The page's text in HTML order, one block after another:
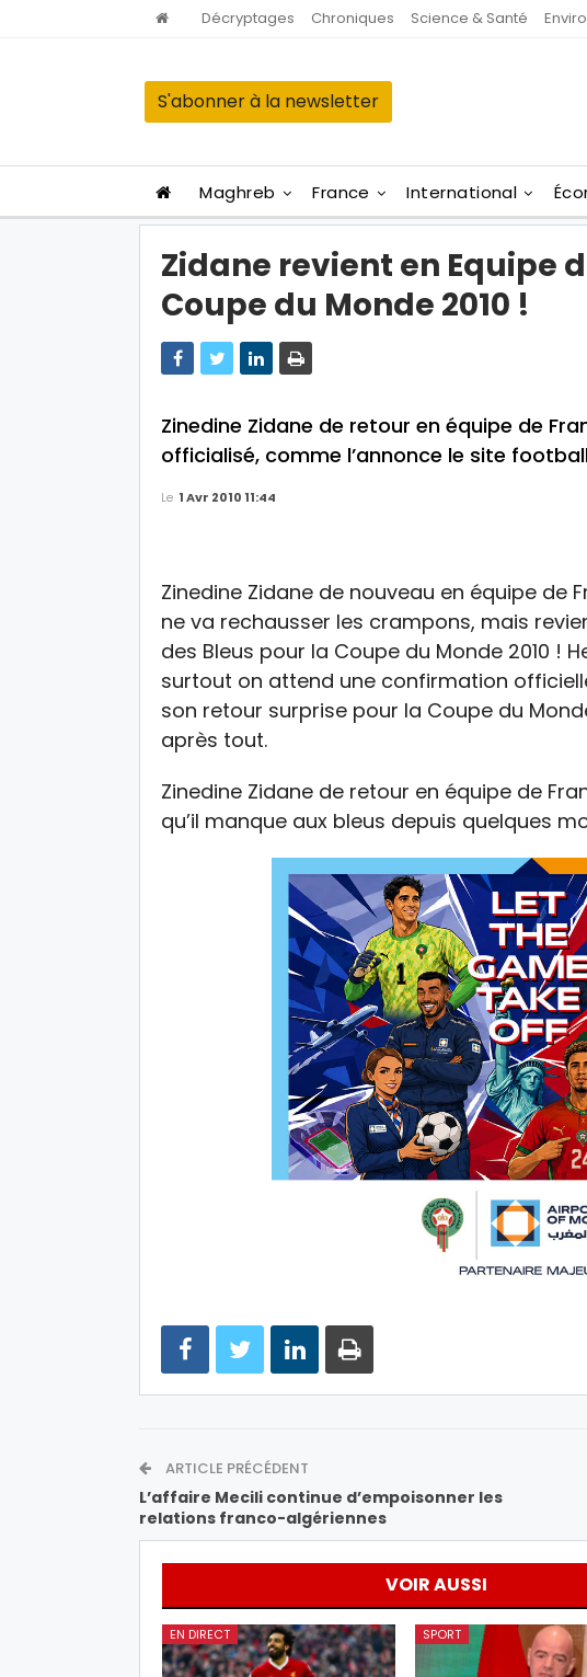
Décryptages Chroniques Science & Santé
S'abonner à la newsletter
Maghreb France International
Zidane revient en Equipe
Coupe du Monde 2010 !
Zinedine Zidane de retour en équipe de
officialisé, comme l’annonce le site
Le 1 Avr 2010 11:44
Zinedine Zidane de nouveau en équipe de
ne va rechausser les crampons, mais
des Bleus pour la Coupe du Monde 2010 !
surtout on attend une confirmation
son retour surprise pour la Coupe du
après tout.
Zinedine Zidane de retour en équipe de
qu’il manque aux bleus depuis quelques
ARTICLE PRÉCÉDENT
L’affaire Mecili continue d’empoisonner les
relations franco-algériennes
VOIR AUSSI
EN DIRECT SPORT